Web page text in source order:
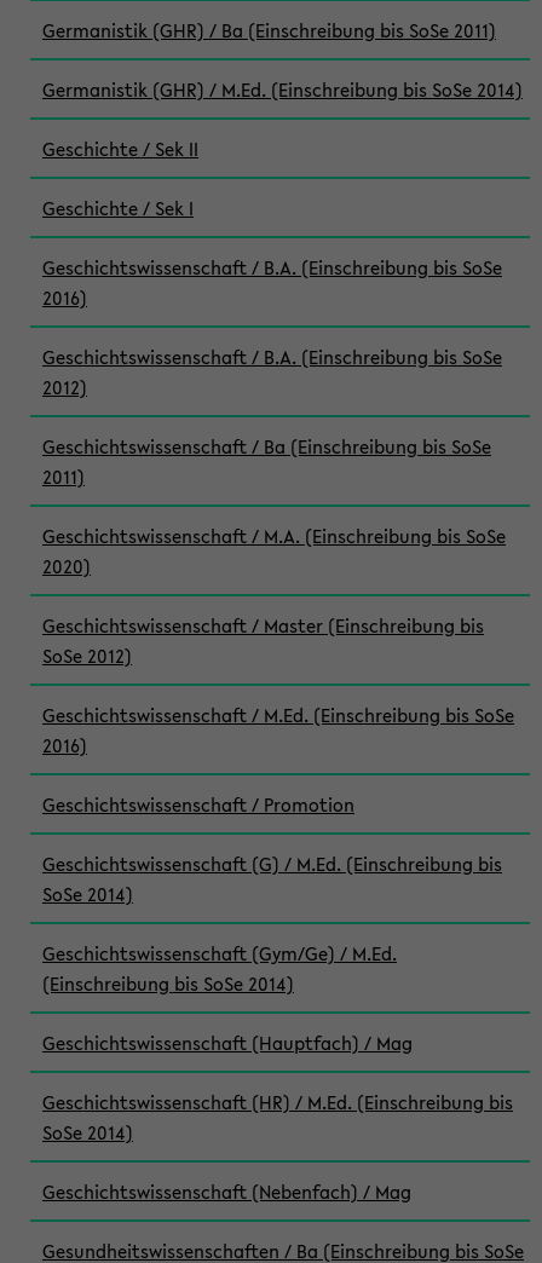
Germanistik (GHR) / Ba (Einschreibung bis SoSe 2011)
Germanistik (GHR) / M.Ed. (Einschreibung bis SoSe 2014)
Geschichte / Sek II
Geschichte / Sek I
Geschichtswissenschaft / B.A. (Einschreibung bis SoSe
2016)
Geschichtswissenschaft / B.A. (Einschreibung bis SoSe
2012)
Geschichtswissenschaft / Ba (Einschreibung bis SoSe
2011)
Geschichtswissenschaft / M.A. (Einschreibung bis SoSe
2020)
Geschichtswissenschaft / Master (Einschreibung bis
SoSe 2012)
Geschichtswissenschaft / M.Ed. (Einschreibung bis SoSe
2016)
Geschichtswissenschaft / Promotion
Geschichtswissenschaft (G) / M.Ed. (Einschreibung bis
SoSe 2014)
Geschichtswissenschaft (Gym/Ge) / M.Ed.
(Einschreibung bis SoSe 2014)
Geschichtswissenschaft (Hauptfach) / Mag
Geschichtswissenschaft (HR) / M.Ed. (Einschreibung bis
SoSe 2014)
Geschichtswissenschaft (Nebenfach) / Mag
Gesundheitswissenschaften / Ba (Einschreibung bis SoSe